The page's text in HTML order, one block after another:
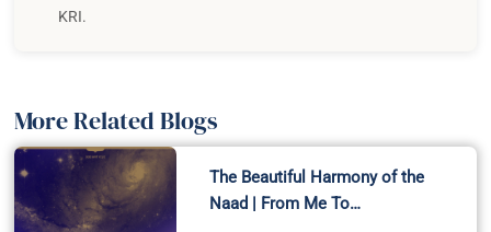
KRI.
More Related Blogs
The Beautiful Harmony of the
Naad | From Me To…